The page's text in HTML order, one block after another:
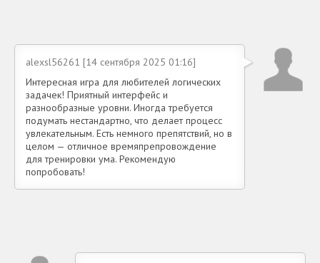
alexsl56261 [14 сентября 2025 01:16]
Интересная игра для любителей логических
задачек! Приятный интерфейс и
разнообразные уровни. Иногда требуется
подумать нестандартно, что делает процесс
увлекательным. Есть немного препятствий, но в
целом — отличное времяпрепровождение
для тренировки ума. Рекомендую
попробовать!